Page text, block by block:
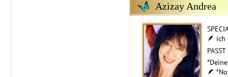
Azizay Andrea
🪶 ich
🪶